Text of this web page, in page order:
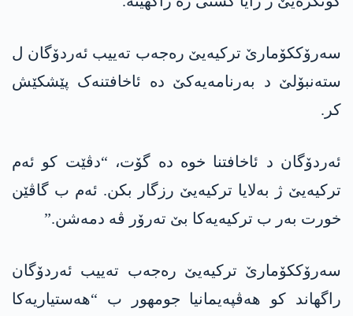
سەرۆککۆمارێ ترکیەیێ رەجەب تەییب ئەردۆگان ل
ستەنبۆلێ د بەرنامەیەکێ دە ئاخافتنەک پێشکێش
کر.
ئەردۆگان د ئاخافتنا خوە دە گۆت، “دڤێت کو ئەم
ترکیەیێ ژ بەلایا ترکیەیێ رزگار بکن. ئەم ب گاڤێن
خورت بەر ب ترکیەیەکا بێ تەرۆر ڤە دمەشن.”
سەرۆککۆمارێ ترکیەیێ رەجەب تەییب ئەردۆگان
راگھاند کو ھەڤپەیمانیا جومھور ب “ھەستیاریەکا